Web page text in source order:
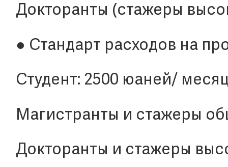
Докторанты (стажеры
● Стандарт расходов на
Студент: 2500 юаней/
Магистранты и стажеры
Докторанты и стажеры